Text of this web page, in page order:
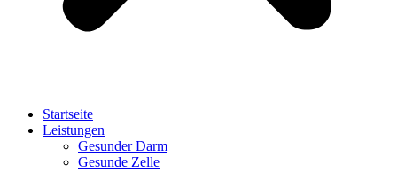
Startseite
Leistungen
Gesunder Darm
Gesunde Zelle